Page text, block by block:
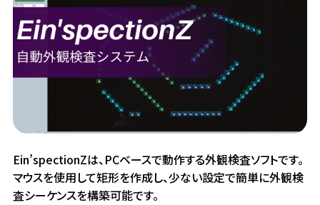
Ein’spectionZは、PCベースで動作する外観検査ソフトです。
マウスを使用して矩形を作成し、少ない設定で簡単に外観検
査シーケンスを構築可能です。